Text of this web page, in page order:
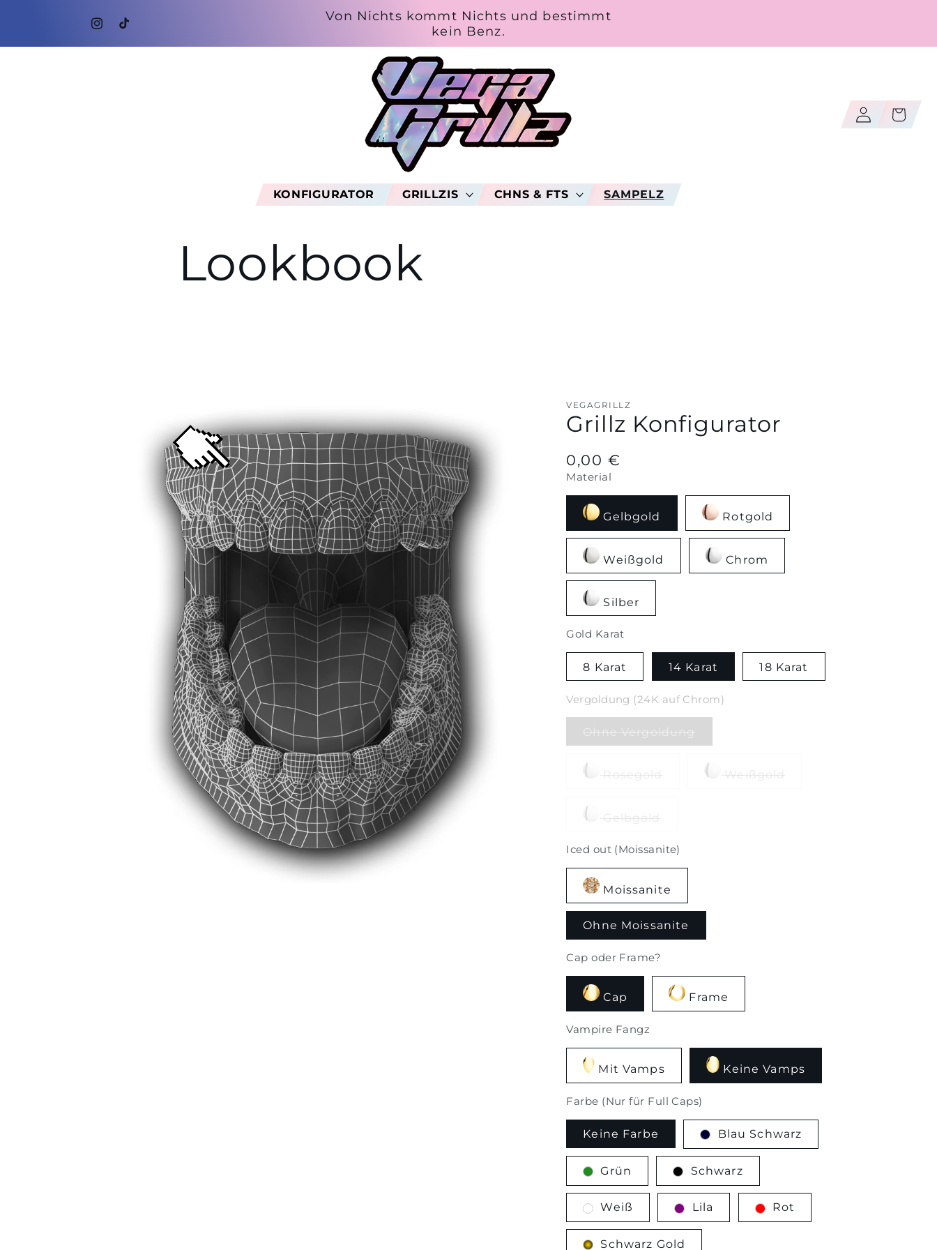
Instagram
TikTok
Von Nichts kommt Nichts und bestimmt
kein Benz.
KONFIGURATOR GRILLZIS CHNS & FTS SAMPELZ
Log
in
Cart
Lookbook
VEGAGRILLZ
Grillz Konfigurator
0,00 €
Material
Gelbgold Rotgold
Weißgold Chrom
Silber
Gold Karat
8 Karat 14 Karat 18 Karat
Vergoldung (24K auf Chrom)
Ohne Vergoldung
Rosegold Weißgold
Gelbgold
Iced out (Moissanite)
Moissanite
Ohne Moissanite
Cap oder Frame?
Cap Frame
Vampire Fangz
Mit Vamps Keine Vamps
Farbe (Nur für Full Caps)
Keine Farbe Blau Schwarz
Grün Schwarz
Weiß Lila Rot
Schwarz Gold